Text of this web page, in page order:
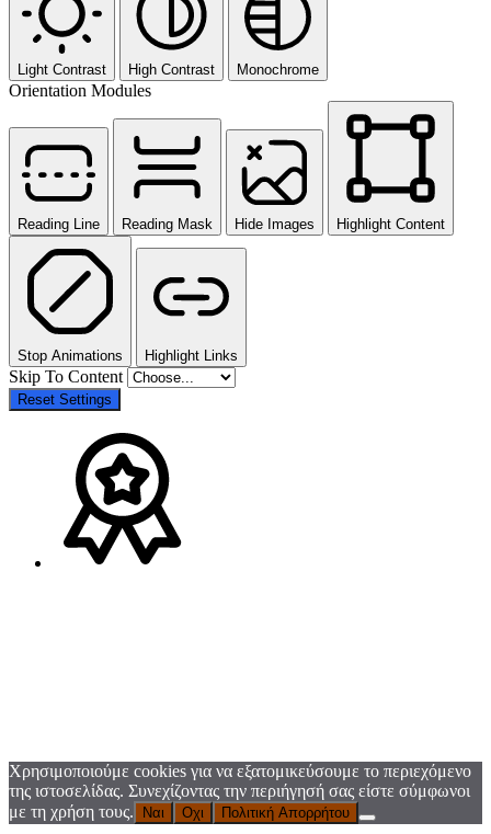
Light Contrast High Contrast Monochrome
Orientation Modules
Reading Line Reading Mask Hide Images Highlight Content
Stop Animations Highlight Links
Skip To Content
Reset Settings
Χρησιμοποιούμε cookies για να εξατομικεύσουμε το περιεχόμενο
της ιστοσελίδας. Συνεχίζοντας την περιήγησή σας είστε σύμφωνοι
με τη χρήση τους.
Ναι Οχι Πολιτική Απορρήτου